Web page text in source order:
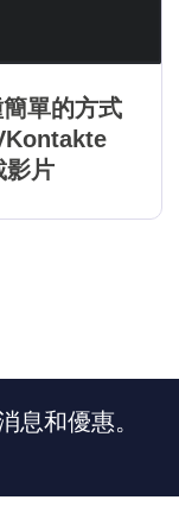
單的方式
影片
息和優惠。